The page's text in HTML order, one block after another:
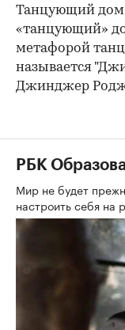
Танцующий дом
«танцующий»
метафорой
называется
Джинджер
РБК
Мир не будет
настроить себя на